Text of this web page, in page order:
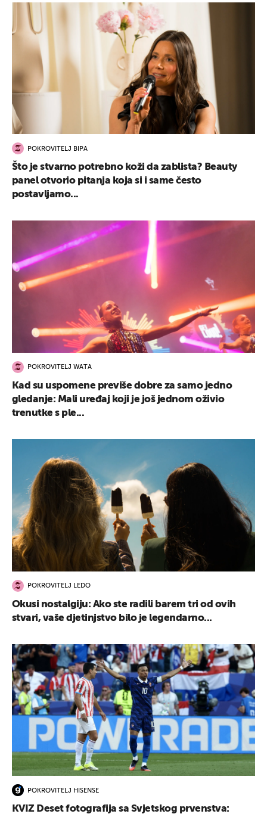
POKROVITELJ BIPA
Što je stvarno potrebno koži da zablista? Beauty
panel otvorio pitanja koja si i same često
postavljamo...
POKROVITELJ WATA
Kad su uspomene previše dobre za samo jedno
gledanje: Mali uređaj koji je još jednom oživio
trenutke s ple...
POKROVITELJ LEDO
Okusi nostalgiju: Ako ste radili barem tri od ovih
stvari, vaše djetinjstvo bilo je legendarno...
POKROVITELJ HISENSE
KVIZ Deset fotografija sa Svjetskog prvenstva:
UKLJUČITE NOTIFIKACIJE